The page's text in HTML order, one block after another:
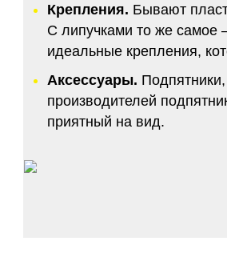
Крепления. Бывают
С липучками то же самое
идеальные крепления,
Аксессуары.
производителей
приятный на вид.